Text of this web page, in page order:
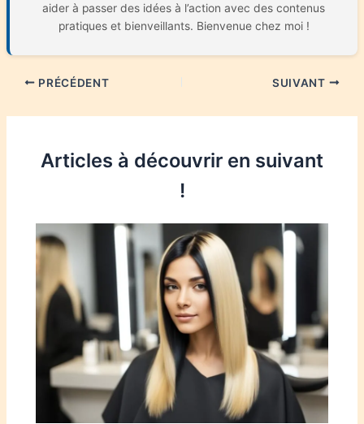
aider à passer des idées à l’action avec des contenus
pratiques et bienveillants. Bienvenue chez moi !
PRÉCÉDENT SUIVANT
Articles à découvrir en suivant
!